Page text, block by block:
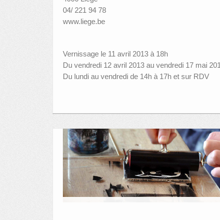
04/ 221 94 78
www.liege.be
Vernissage le 11 avril 2013 à 18h
Du vendredi 12 avril 2013 au vendredi 17 mai
Du lundi au vendredi de 14h à 17h et sur RDV